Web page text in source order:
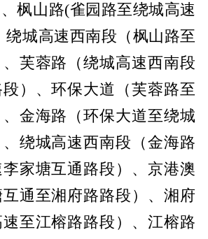
枫山路(雀园路至绕城高速
绕城高速西南段（枫山路至
芙蓉路（绕城高速西南段
）、环保大道（芙蓉路至
金海路（环保大道至绕城
绕城高速西南段（金海路
家塘互通路段）、京港澳
通至湘府路路段）、湘府
至江榕路路段）、江榕路